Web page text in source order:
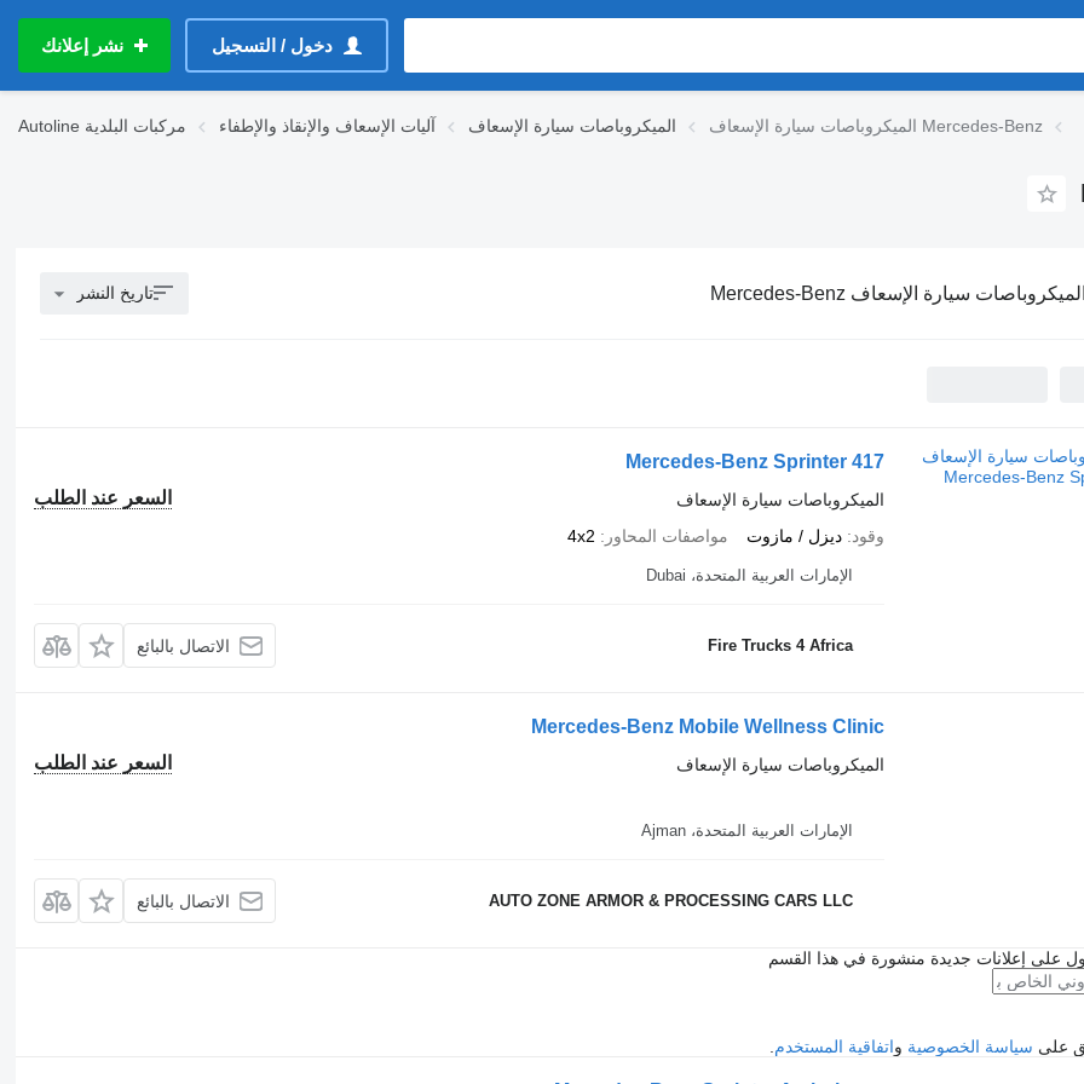
دخول / التسجيل نشر إعلانك
Autoline مركبات البلدية آليات الإسعاف والإنقاذ والإطفاء الميكروباصات سيارة الإسعاف الميكروباصات سيارة الإسعاف Mercedes-Benz
الميكروباصات سيارة الإسعاف Mercedes-Benz تاريخ النشر
Mercedes-Benz Sprinter 417
السعر عند الطلب
الميكروباصات سيارة الإسعاف
وقود
ديزل / مازوت مواصفات المحاور 4x2
الإمارات العربية المتحدة، Dubai
Fire Trucks 4 Africa الاتصال بالبائع
Mercedes-Benz Mobile Wellness Clinic
السعر عند الطلب
الميكروباصات سيارة الإسعاف
الإمارات العربية المتحدة، Ajman
AUTO ZONE ARMOR & PROCESSING CARS LLC الاتصال بالبائع
على إعلانات جديدة منشورة في هذا القسم
على سياسة الخصوصية واتفاقية المستخدم